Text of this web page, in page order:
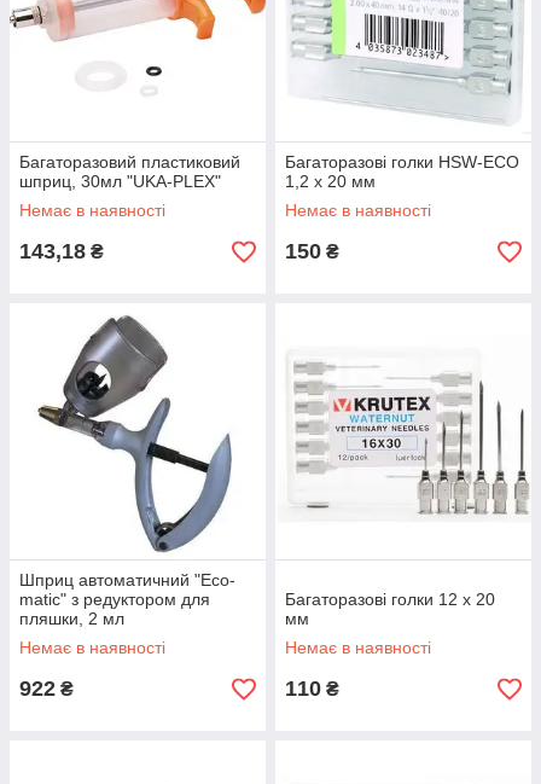
Багаторазовий пластиковий
шприц, 30мл "UKA-PLEX"
Немає в наявності
143,18 ₴
Багаторазові голки HSW-ECO
1,2 х 20 мм
Немає в наявності
150 ₴
Шприц автоматичний "Eco-
matic" з редуктором для
пляшки, 2 мл
Немає в наявності
922 ₴
Багаторазові голки 12 х 20
мм
Немає в наявності
110 ₴